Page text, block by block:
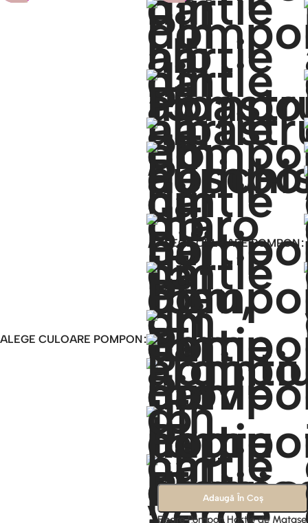
ALEGE CULOARE POMPON
ALEGE CULOARE POMPON
Adaugă În Coș
Floare Pompon Hartie de Matase